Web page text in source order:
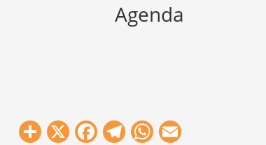
Agenda
Share
X Facebook
Telegram
WhatsApp